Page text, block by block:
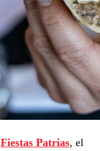
Fiestas Patrias, el